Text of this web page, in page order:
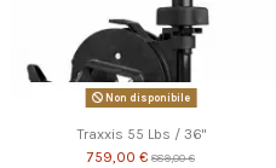
Non disponibile
Traxxis 55 Lbs / 36"
759,00 € 889,00 €